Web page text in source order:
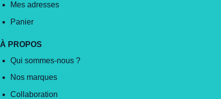
Mes adresses
Panier
À PROPOS
Qui sommes-nous ?
Nos marques
Collaboration